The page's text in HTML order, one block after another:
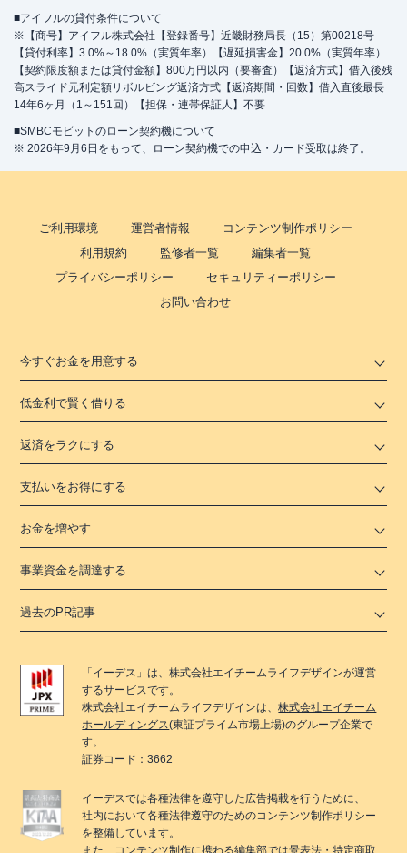
■アイフルの貸付条件について
※【商号】アイフル株式会社【登録番号】近畿財務局長（15）第00218号
【貸付利率】3.0%～18.0%（実質年率）【遅延損害金】20.0%（実質年率）
【契約限度額または貸付金額】800万円以内（要審査）【返済方式】借入後残
高スライド元利定額リボルビング返済方式【返済期間・回数】借入直後最長
14年6ヶ月（1～151回）【担保・連帯保証人】不要
■SMBCモビットのローン契約機について
※ 2026年9月6日をもって、ローン契約機での申込・カード受取は終了。
ご利用環境 運営者情報
コンテンツ制作ポリシー
利用規約
監修者一覧
編集者一覧
プライバシーポリシー
セキュリティーポリシー
お問い合わせ
今すぐお金を用意する
低金利で賢く借りる
返済をラクにする
支払いをお得にする
お金を増やす
事業資金を調達する
過去のPR記事
「 イーデス 」は、株式会社エイチームライフデザインが運営
するサービスです。
株式会社エイチームライフデザインは、株式会社エイチーム
ホールディングス(東証プライム市場上場)のグループ企業で
す。
証券コード：3662
イーデスでは各種法律を遵守した広告掲載を行うために、
社内において各種法律遵守のためのコンテンツ制作ポリシー
を整備しています。
また、コンテンツ制作に携わる編集部では景表法・特定商取